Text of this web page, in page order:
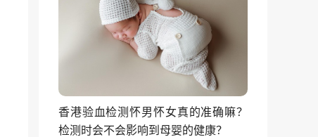
香港验血检测怀男怀女真的准确嘛？
检测时会不会影响到母婴的健康？